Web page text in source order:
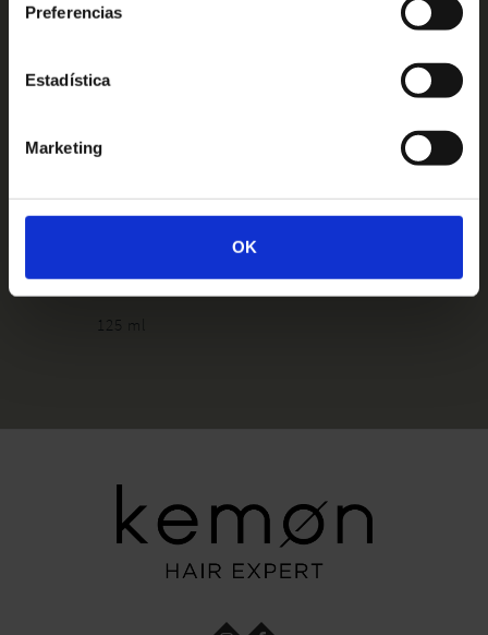
Preferencias
Estadística
Marketing
OK
125 ml